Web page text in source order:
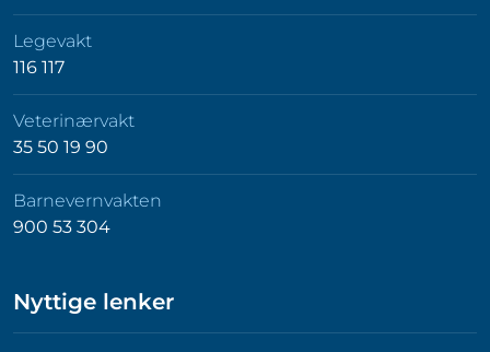
Legevakt
116 117
Veterinærvakt
35 50 19 90
Barnevernvakten
900 53 304
Nyttige lenker